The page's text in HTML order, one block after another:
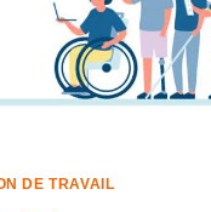
DE TRAVAIL